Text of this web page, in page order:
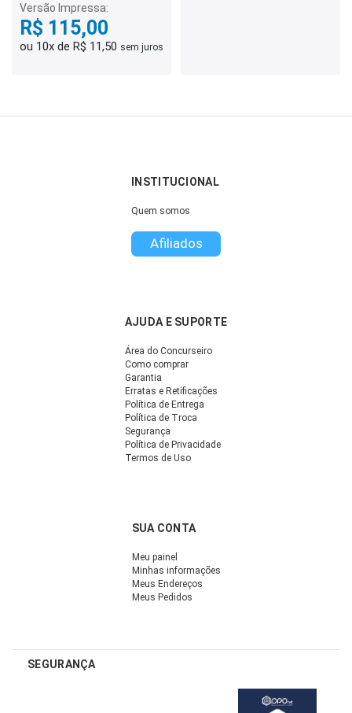
Versão Impressa:
R$ 115,00
ou 10x de R$ 11,50 sem juros
INSTITUCIONAL
Quem somos
Afiliados
AJUDA E SUPORTE
Área do Concurseiro
Como comprar
Garantia
Erratas e Retificações
Política de Entrega
Política de Troca
Segurança
Política de Privacidade
Termos de Uso
SUA CONTA
Meu painel
Minhas informações
Meus Endereços
Meus Pedidos
SEGURANÇA